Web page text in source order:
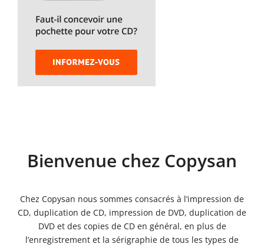
Bienvenue chez Copysan
Chez Copysan nous sommes consacrés à l’impression de
CD, duplication de CD, impression de DVD, duplication de
DVD et des copies de CD en général, en plus de
l’enregistrement et la sérigraphie de tous les types de